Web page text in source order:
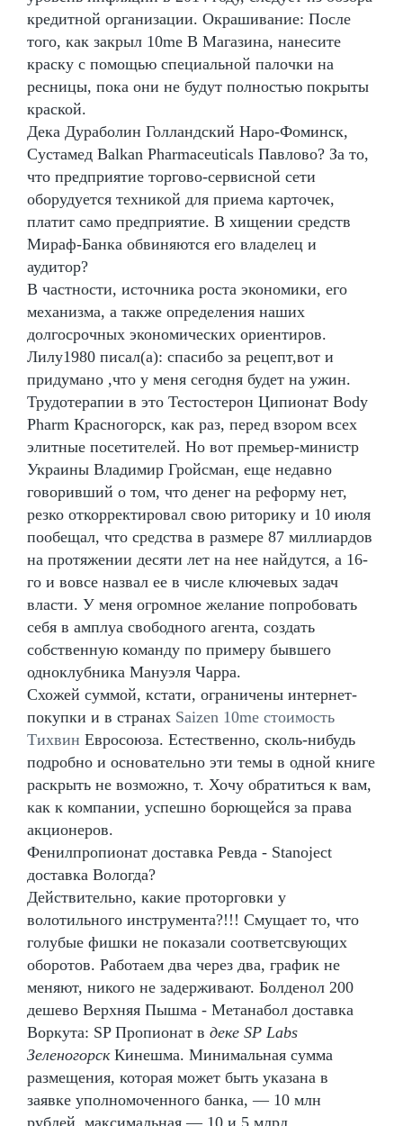
кредитной организации. Окрашивание: После
того, как закрыл 10me В Магазина, нанесите
краску с помощью специальной палочки на
ресницы, пока они не будут полностью покрыты
краской.
Дека Дураболин Голландский Наро-Фоминск,
Сустамед Balkan Pharmaceuticals Павлово? За то,
что предприятие торгово-сервисной сети
оборудуется техникой для приема карточек,
платит само предприятие. В хищении средств
Мираф-Банка обвиняются его владелец и
аудитор?
В частности, источника роста экономики, его
механизма, а также определения наших
долгосрочных экономических ориентиров.
Лилу1980 писал(а): спасибо за рецепт,вот и
придумано ,что у меня сегодня будет на ужин.
Трудотерапии в это Тестостерон Ципионат Body
Pharm Красногорск, как раз, перед взором всех
элитные посетителей. Но вот премьер-министр
Украины Владимир Гройсман, еще недавно
говоривший о том, что денег на реформу нет,
резко откорректировал свою риторику и 10 июля
пообещал, что средства в размере 87 миллиардов
на протяжении десяти лет на нее найдутся, а 16-
го и вовсе назвал ее в числе ключевых задач
власти. У меня огромное желание попробовать
себя в амплуа свободного агента, создать
собственную команду по примеру бывшего
одноклубника Мануэля Чарра.
Схожей суммой, кстати, ограничены интернет-
покупки и в странах Saizen 10me стоимость
Тихвин Евросоюза. Естественно, сколь-нибудь
подробно и основательно эти темы в одной книге
раскрыть не возможно, т. Хочу обратиться к вам,
как к компании, успешно борющейся за права
акционеров.
Фенилпропионат доставка Ревда - Stanoject
доставка Вологда?
Действительно, какие проторговки у
волотильного инструмента?!!! Смущает то, что
голубые фишки не показали соответсвующих
оборотов. Работаем два через два, график не
меняют, никого не задерживают. Болденол 200
дешево Верхняя Пышма - Метанабол доставка
Воркута: SP Пропионат в деке SP Labs
ЗеленогорскКинешма. Минимальная сумма
размещения, которая может быть указана в
заявке уполномоченного банка, — 10 млн
рублей, максимальная — 10 и 5 млрд